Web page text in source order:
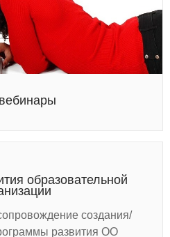
образовательной
создания/
развития ОО